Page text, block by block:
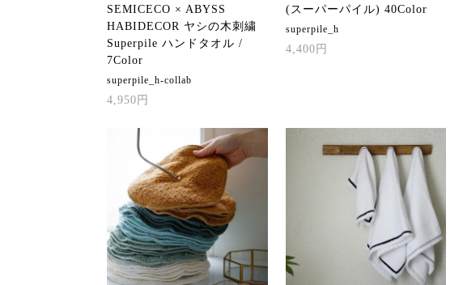
SEMICECO × ABYSS
HABIDECOR ヤシの木刺繍
Superpile ハンドタオル /
7Color
superpile_h-collab
4,950円
(スーパーパイル) 40Color
superpile_h
4,400円